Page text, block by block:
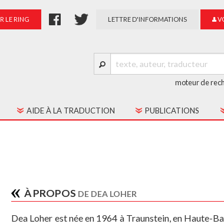
LE RING LETTRE D'INFORMATIONS
moteur de
AIDE À LA TRADUCTION PUBLICATIONS
À PROPOS DE DEA LOHER
Dea Loher est née en 1964 à Traunstein, en Haute-